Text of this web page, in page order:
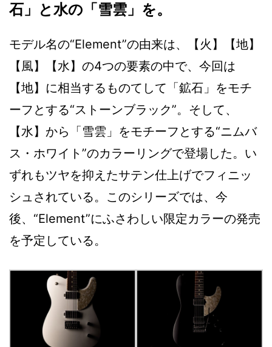
石」と水の「雪雲」を。
モデル名の“Element”の由来は、【火】【地】
【風】【水】の4つの要素の中で、今回は
【地】に相当するものてして「鉱石」をモチ
ーフとする“ストーンブラック”。そして、
【水】から「雪雲」をモチーフとする“ニムバ
ス・ホワイト”のカラーリングで登場した。い
ずれもツヤを抑えたサテン仕上げでフィニッ
シュされている。このシリーズでは、今
後、“Element”にふさわしい限定カラーの発売
を予定している。